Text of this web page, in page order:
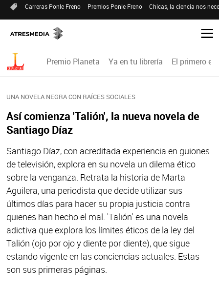
Carreras Ponle Freno Premios Ponle Freno Chicas, la ciencia nos
Premio Planeta Ya en tu librería El primero en
UNA NOVELA NEGRA CON RAÍCES SOCIALES
Así comienza 'Talión', la nueva novela de
Santiago Díaz
Santiago Díaz, con acreditada experiencia en guiones
de televisión, explora en su novela un dilema ético
sobre la venganza. Retrata la historia de Marta
Aguilera, una periodista que decide utilizar sus
últimos días para hacer su propia justicia contra
quienes han hecho el mal. 'Talión' es una novela
adictiva que explora los límites éticos de la ley del
Talión (ojo por ojo y diente por diente), que sigue
estando vigente en las conciencias actuales. Estas
son sus primeras páginas.